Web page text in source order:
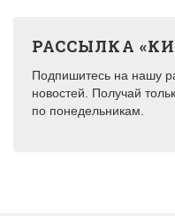
РАССЫЛКА
Подпишитесь на нашу
новостей. Получай
по понедельникам.